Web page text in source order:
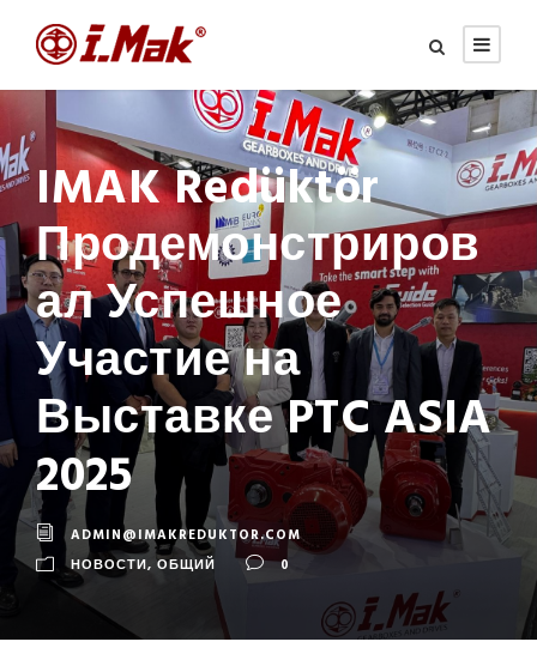
IMAK Redüktör
Продемонстриров
ал Успешное
Участие на
Выставке PTC ASIA
2025
ADMIN@IMAKREDUKTOR.COM
НОВОСТИ, ОБЩИЙ 0